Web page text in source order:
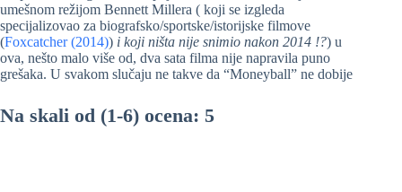
umešnom režijom Bennett Millera ( koji se izgleda
specijalizovao za biografsko/sportske/istorijske filmove
(Foxcatcher (2014)) i koji ništa nije snimio nakon 2014 !?) u
ova, nešto malo više od, dva sata filma nije napravila puno
grešaka. U svakom slučaju ne takve da “Moneyball” ne dobije
Na skali od (1-6) ocena: 5